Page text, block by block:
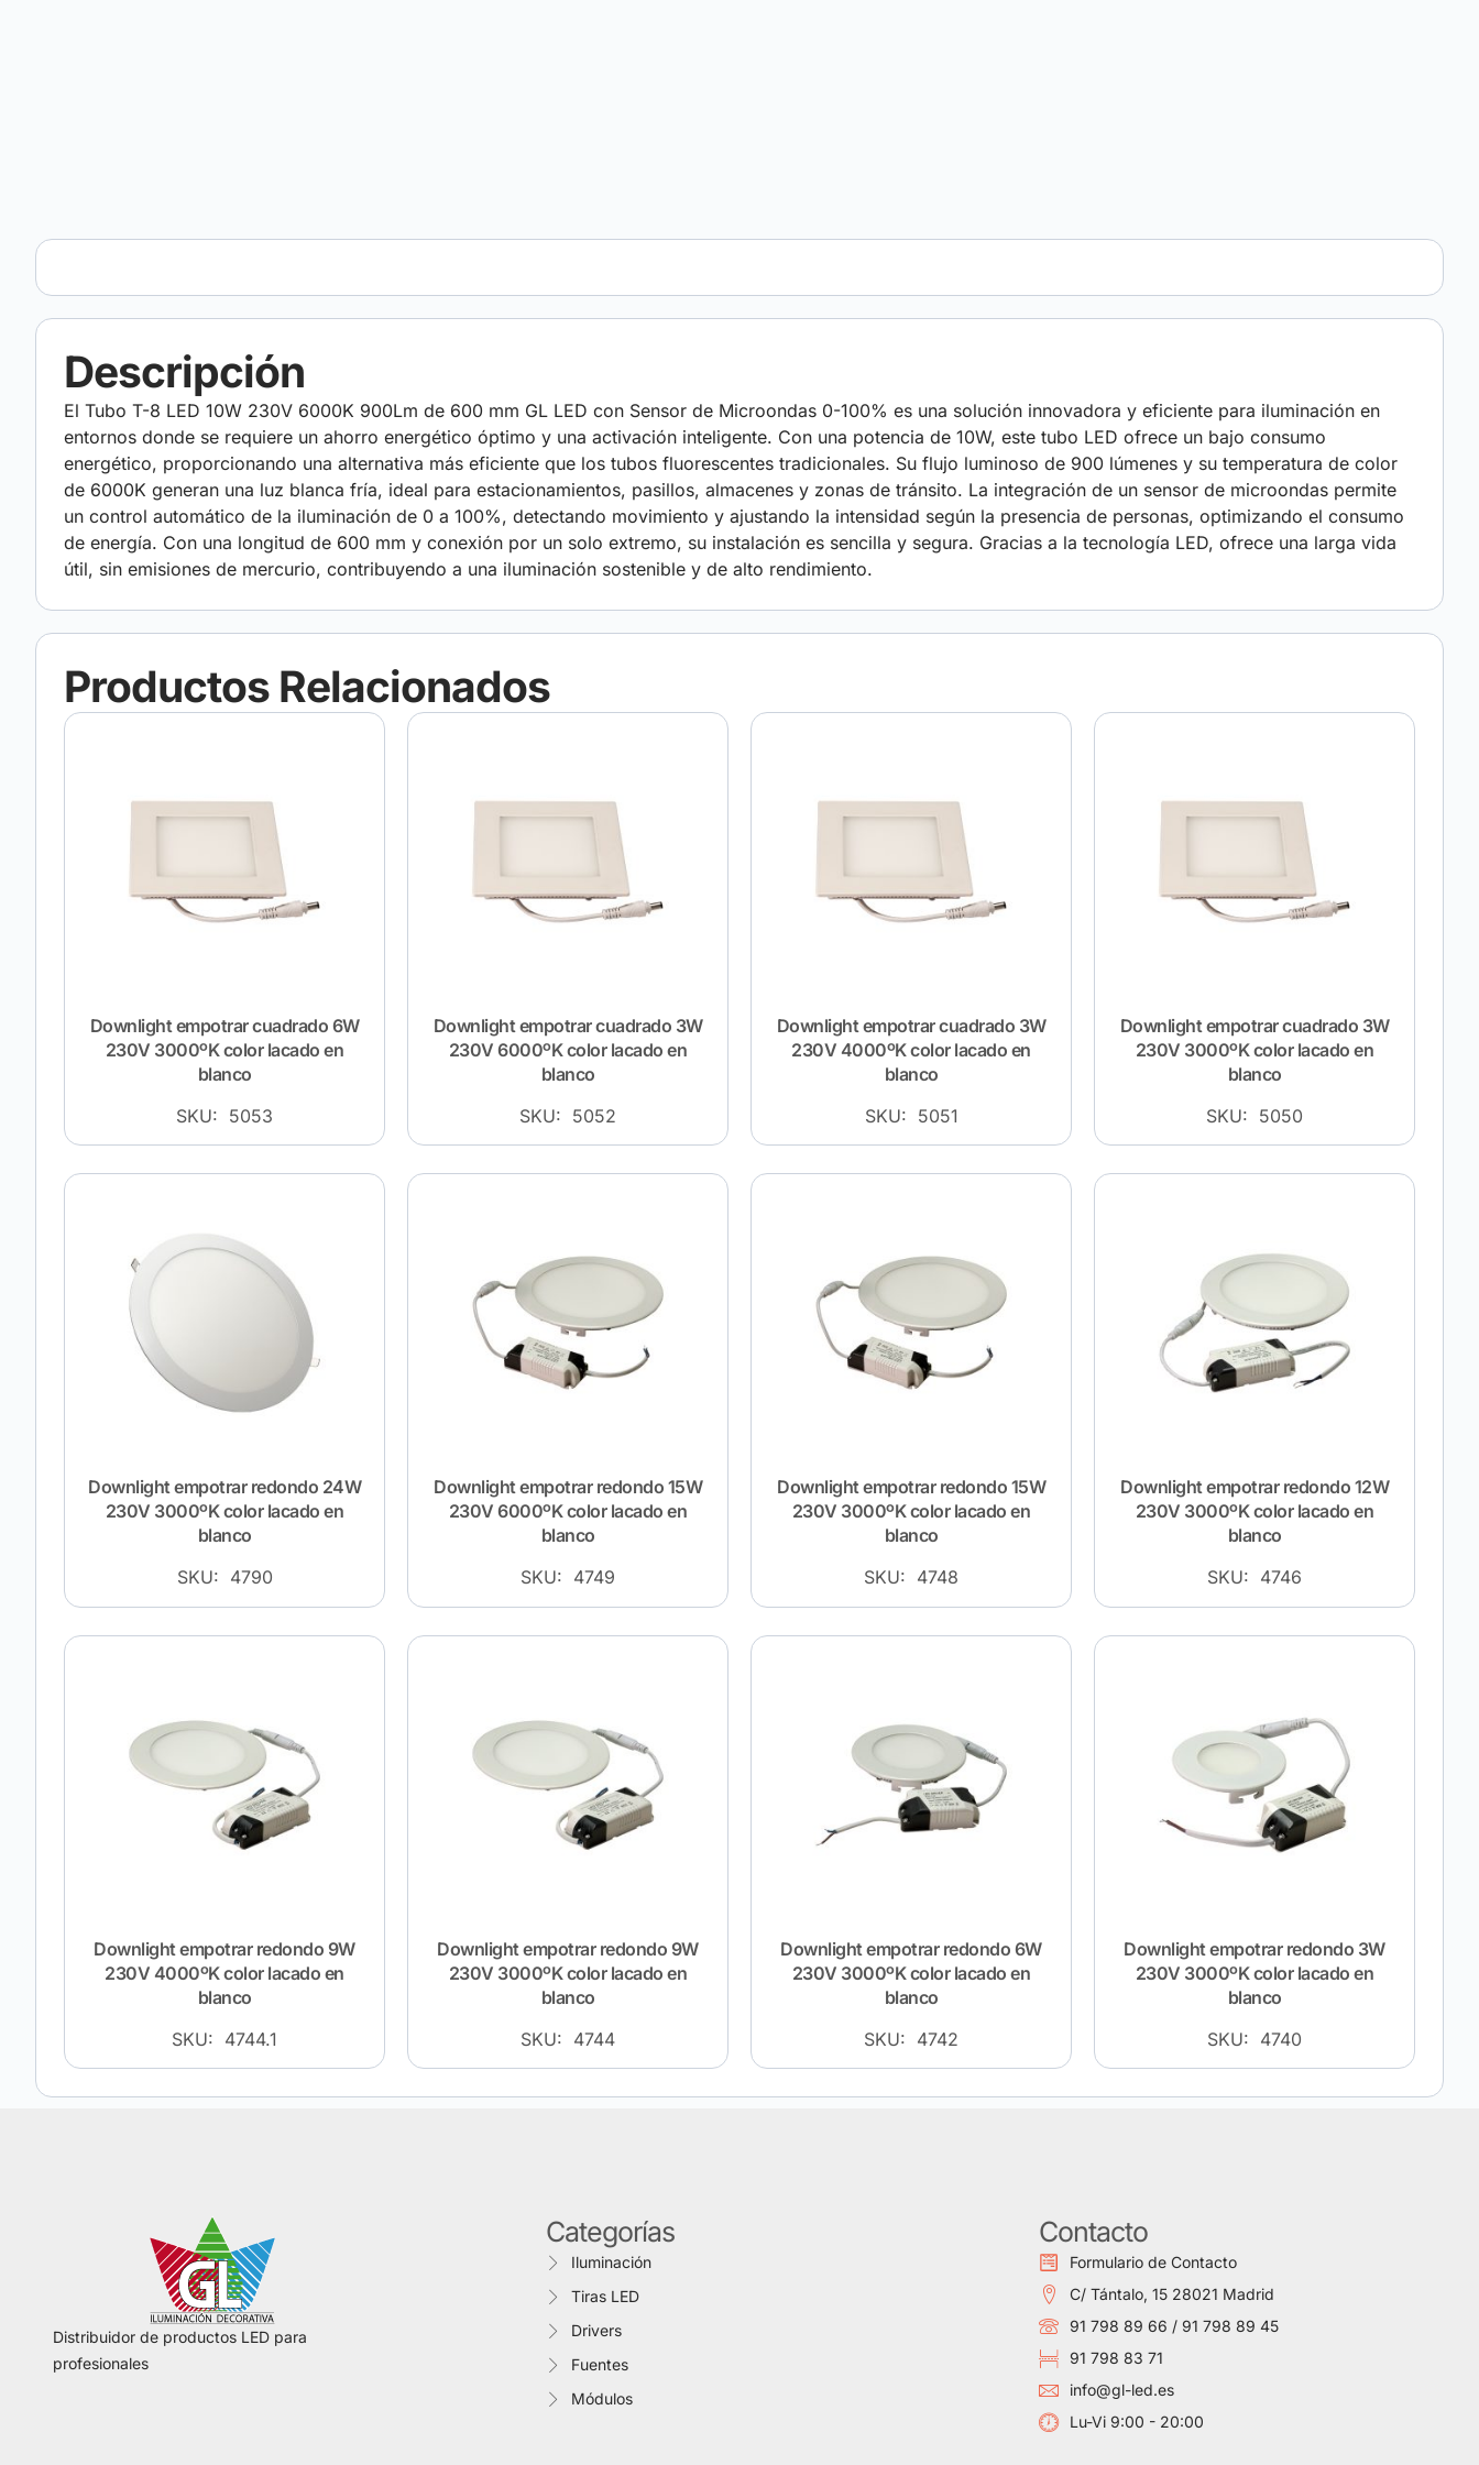
Descripción
El Tubo T-8 LED 10W 230V 6000K 900Lm de 600 mm GL LED con Sensor de Microondas 0-100% es una solución innovadora y eficiente para iluminación en
entornos donde se requiere un ahorro energético óptimo y una activación inteligente. Con una potencia de 10W, este tubo LED ofrece un bajo consumo
energético, proporcionando una alternativa más eficiente que los tubos fluorescentes tradicionales. Su flujo luminoso de 900 lúmenes y su temperatura de color
de 6000K generan una luz blanca fría, ideal para estacionamientos, pasillos, almacenes y zonas de tránsito. La integración de un sensor de microondas permite
un control automático de la iluminación de 0 a 100%, detectando movimiento y ajustando la intensidad según la presencia de personas, optimizando el consumo
de energía. Con una longitud de 600 mm y conexión por un solo extremo, su instalación es sencilla y segura. Gracias a la tecnología LED, ofrece una larga vida
útil, sin emisiones de mercurio, contribuyendo a una iluminación sostenible y de alto rendimiento.
Productos Relacionados
Downlight empotrar cuadrado 6W
230V 3000ºK color lacado en
blanco
SKU: 5053
Downlight empotrar cuadrado 3W
230V 6000ºK color lacado en
blanco
SKU: 5052
Downlight empotrar cuadrado 3W
230V 4000ºK color lacado en
blanco
SKU: 5051
Downlight empotrar cuadrado 3W
230V 3000ºK color lacado en
blanco
SKU: 5050
Downlight empotrar redondo 24W
230V 3000ºK color lacado en
blanco
SKU: 4790
Downlight empotrar redondo 15W
230V 6000ºK color lacado en
blanco
SKU: 4749
Downlight empotrar redondo 15W
230V 3000ºK color lacado en
blanco
SKU: 4748
Downlight empotrar redondo 12W
230V 3000ºK color lacado en
blanco
SKU: 4746
Downlight empotrar redondo 9W
230V 4000ºK color lacado en
blanco
SKU: 4744.1
Downlight empotrar redondo 9W
230V 3000ºK color lacado en
blanco
SKU: 4744
Downlight empotrar redondo 6W
230V 3000ºK color lacado en
blanco
SKU: 4742
Downlight empotrar redondo 3W
230V 3000ºK color lacado en
blanco
SKU: 4740
Distribuidor de productos LED para
profesionales
Categorías
Iluminación
Tiras LED
Drivers
Fuentes
Módulos
Contacto
Formulario de Contacto
C/ Tántalo, 15 28021 Madrid
91 798 89 66 / 91 798 89 45
91 798 83 71
info@gl-led.es
Lu-Vi 9:00 - 20:00